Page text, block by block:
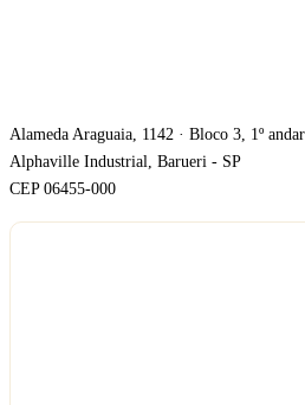
Alameda Araguaia, 1142 · Bloco 3, 1º andar
Alphaville Industrial, Barueri - SP
CEP 06455-000